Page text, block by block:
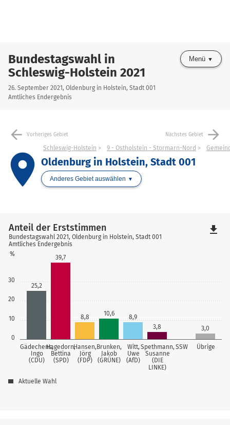
Bundestagswahl in
Schleswig-Holstein 2021
26. September 2021, Oldenburg in Holstein, Stadt 001
Amtliches Endergebnis
Menü
arrow_back Vorheriges Gebiet Nächstes Gebiet arrow_forward
place
Schleswig-Holstein 9 - Ostholstein - Stormarn-Nord
Oldenburg in Holstein, Stadt 001
Anderes Gebiet auswählen
0
10
20
30
%
Gädechens,
Ingo
(CDU)
Hagedorn,
Bettina
(SPD)
Hansen,
Jörg
(FDP)
Brunken,
Jakob
(GRÜNE)
Witt,
Uwe
(AfD)
Spethmann,
Susanne
(DIE
LINKE)
SSW Übrige
25,2
39,7
8,8 10,6
8,9
3,8
3,0
Anteil der Erststimmen
Bundestagswahl 2021, Oldenburg in Holstein, Stadt 001
Amtliches Endergebnis
Aktuelle Wahl
file_download